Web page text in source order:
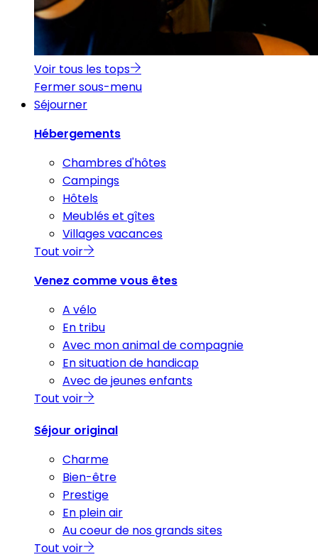
Voir tous les tops
Fermer sous-menu
Séjourner
Hébergements
Chambres d'hôtes
Campings
Hôtels
Meublés et gîtes
Villages vacances
Tout voir
Venez comme vous êtes
A vélo
En tribu
Avec mon animal de compagnie
En situation de handicap
Avec de jeunes enfants
Tout voir
Séjour original
Charme
Bien-être
Prestige
En plein air
Au coeur de nos grands sites
Tout voir